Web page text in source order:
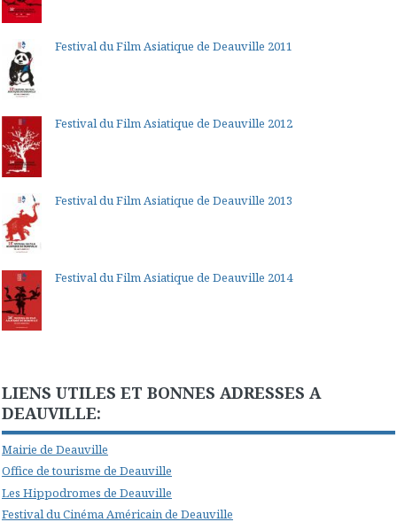
Festival du Film Asiatique de Deauville 2011
Festival du Film Asiatique de Deauville 2012
Festival du Film Asiatique de Deauville 2013
Festival du Film Asiatique de Deauville 2014
LIENS UTILES ET BONNES ADRESSES A
DEAUVILLE:
Mairie de Deauville
Office de tourisme de Deauville
Les Hippodromes de Deauville
Festival du Cinéma Américain de Deauville